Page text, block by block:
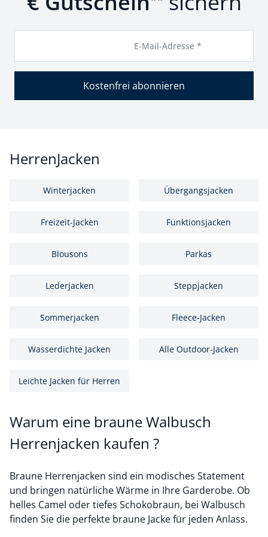
E-Mail-Adresse *
Kostenfrei abonnieren
HerrenJacken
Winterjacken Übergangsjacken
Freizeit-Jacken Funktionsjacken
Blousons Parkas
Lederjacken Steppjacken
Sommerjacken Fleece-Jacken
Wasserdichte Jacken Alle Outdoor-Jacken
Leichte Jacken für Herren
Warum eine braune Walbusch
Herrenjacken kaufen ?
Braune Herrenjacken sind ein modisches Statement
und bringen natürliche Wärme in Ihre Garderobe. Ob
helles Camel oder tiefes Schokobraun, bei Walbusch
finden Sie die perfekte braune Jacke für jeden Anlass.